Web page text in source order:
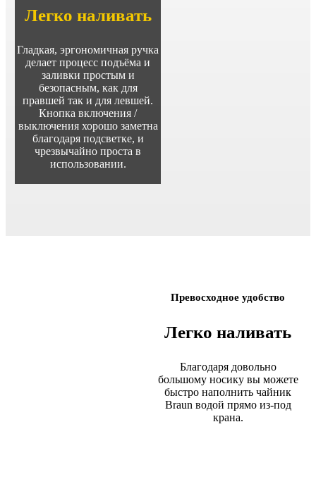
Легко наливать
Гладкая, эргономичная ручка
делает процесс подъёма и
заливки простым и
безопасным, как для
правшей так и для левшей.
Кнопка включения /
выключения хорошо заметна
благодаря подсветке, и
чрезвычайно проста в
использовании.
Превосходное удобство
Легко наливать
Благодаря довольно
большому носику вы можете
быстро наполнить чайник
Braun водой прямо из-под
крана.